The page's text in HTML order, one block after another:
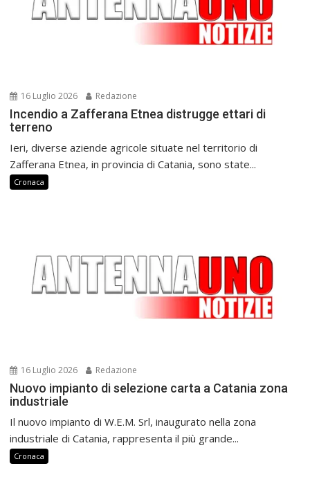
16 Luglio 2026 Redazione
Incendio a Zafferana Etnea distrugge ettari di
terreno
Ieri, diverse aziende agricole situate nel territorio di
Zafferana Etnea, in provincia di Catania, sono state...
Cronaca
16 Luglio 2026 Redazione
Nuovo impianto di selezione carta a Catania zona
industriale
Il nuovo impianto di W.E.M. Srl, inaugurato nella zona
industriale di Catania, rappresenta il più grande...
Cronaca